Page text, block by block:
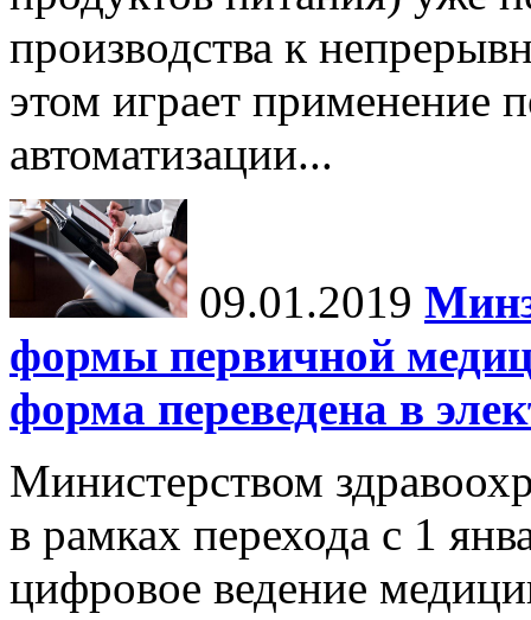
производства к
этом играет применение
автоматизации...
09.01.2019
формы первичной
форма переведена в
Министерством
в рамках перехода с 1
цифровое ведение